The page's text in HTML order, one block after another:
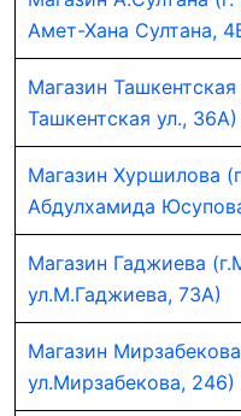
Амет-Хана Султана,
Магазин
Ташкентская ул., 36А)
Магазин Хуршилова
Абдулхамида
Магазин Гаджиева
ул.М.Гаджиева, 73А)
Магазин
ул.Мирзабекова, 246)